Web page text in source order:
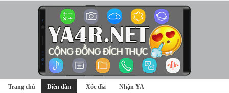
Trang chủ Diễn đàn Xóc đĩa Nhận YA